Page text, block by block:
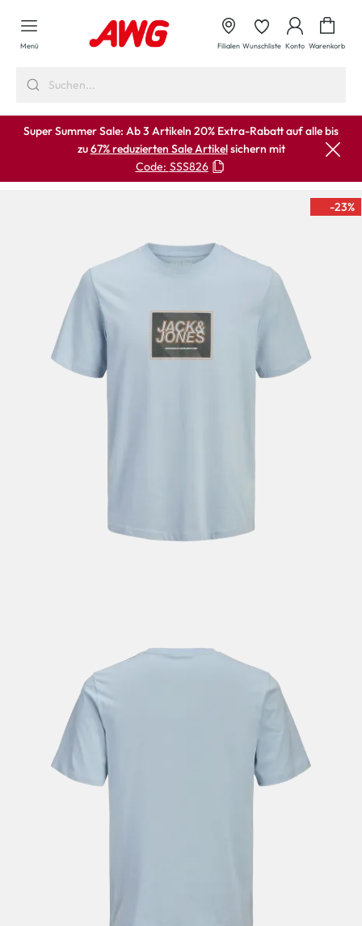
springen
Menü Filialen Wunschliste Konto Warenkorb
Super Summer Sale: Ab 3 Artikeln 20% Extra-Rabatt auf alle bis
zu67% reduzierten Sale Artikelsichern mit
Code: SSS826
-23%